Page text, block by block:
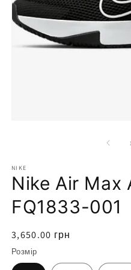
1
NIKE
Nike Air Max
FQ1833-001
Звичайна
ціна
3,650.00 грн
Розмір